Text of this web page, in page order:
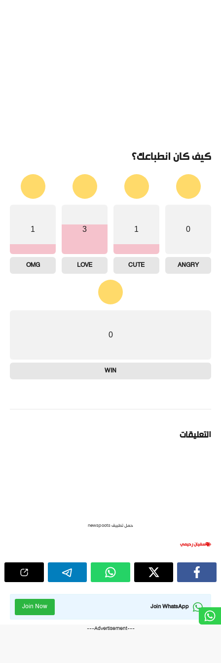
كيف كان انطباعك؟
0
ANGRY
1
CUTE
3
LOVE
1
OMG
0
WIN
التعليقات
حمل تطبيق newspoots
سفيان رحيمي
Join WhatsApp
Join Now
---Advertisement---